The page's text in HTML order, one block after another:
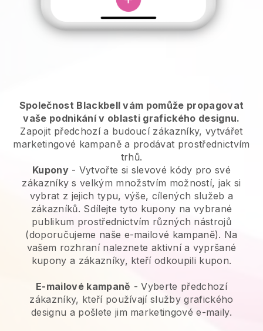
Společnost Blackbell vám pomůže propagovat
vaše podnikání v oblasti grafického designu.
Zapojit předchozí a budoucí zákazníky, vytvářet
marketingové kampaně a prodávat prostřednictvím
trhů.
Kupony- Vytvořte si slevové kódy pro své
zákazníky s velkým množstvím možností, jak si
vybrat z jejich typu, výše, cílených služeb a
zákazníků. Sdílejte tyto kupony na vybrané
publikum prostřednictvím různých nástrojů
(doporučujeme naše e-mailové kampaně). Na
vašem rozhraní naleznete aktivní a vypršané
kupony a zákazníky, kteří odkoupili kupon.
E-mailové kampaně - Vyberte předchozí
zákazníky, kteří používají služby grafického
designu a pošlete jim marketingové e-maily.